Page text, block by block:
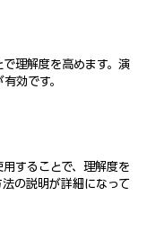
理解度を高めます。演
効です。
することで、理解度を
の説明が詳細になって